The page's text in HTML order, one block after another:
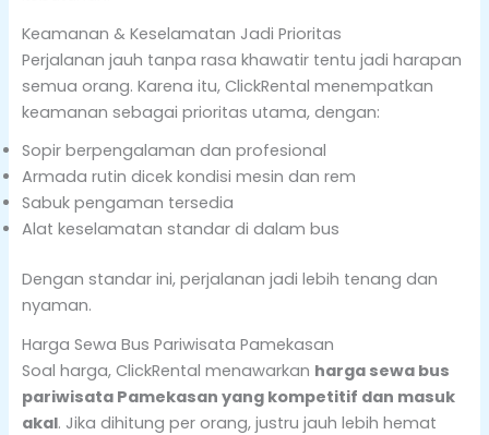
Keamanan & Keselamatan Jadi Prioritas
Perjalanan jauh tanpa rasa khawatir tentu jadi harapan
semua orang. Karena itu, ClickRental menempatkan
keamanan sebagai prioritas utama, dengan:
Sopir berpengalaman dan profesional
Armada rutin dicek kondisi mesin dan rem
Sabuk pengaman tersedia
Alat keselamatan standar di dalam bus
Dengan standar ini, perjalanan jadi lebih tenang dan
nyaman.
Harga Sewa Bus Pariwisata Pamekasan
Soal harga, ClickRental menawarkan harga sewa bus
pariwisata Pamekasan yang kompetitif dan masuk
akal. Jika dihitung per orang, justru jauh lebih hemat